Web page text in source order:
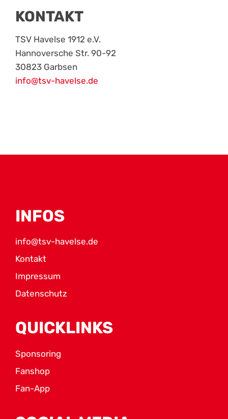
KONTAKT
TSV Havelse 1912 e.V.
Hannoversche Str. 90-92
30823 Garbsen
info@tsv-havelse.de
INFOS
info@tsv-havelse.de
Kontakt
Impressum
Datenschutz
QUICKLINKS
Sponsoring
Fanshop
Fan-App